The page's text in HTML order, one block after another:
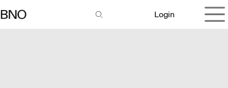
Login